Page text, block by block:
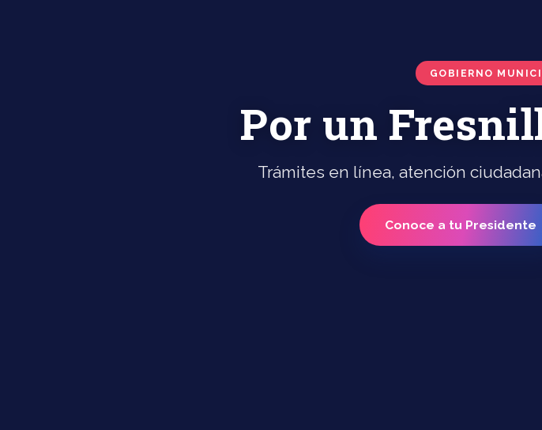
GOBIERNO
Por un
Trámites en línea, atención
Conoce a tu Presidente